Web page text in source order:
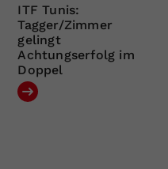
ITF Tunis:
Tagger/Zimmer
gelingt
Achtungserfolg im
Doppel